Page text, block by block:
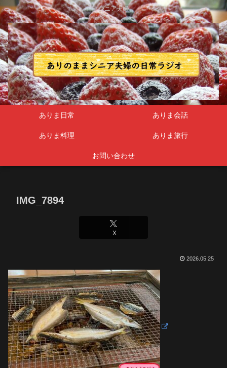
シニア夫婦
ありま日常 ありま会話
ありま料理 ありま旅行
お問い合わせ
IMG_7894
X
2026.05.25